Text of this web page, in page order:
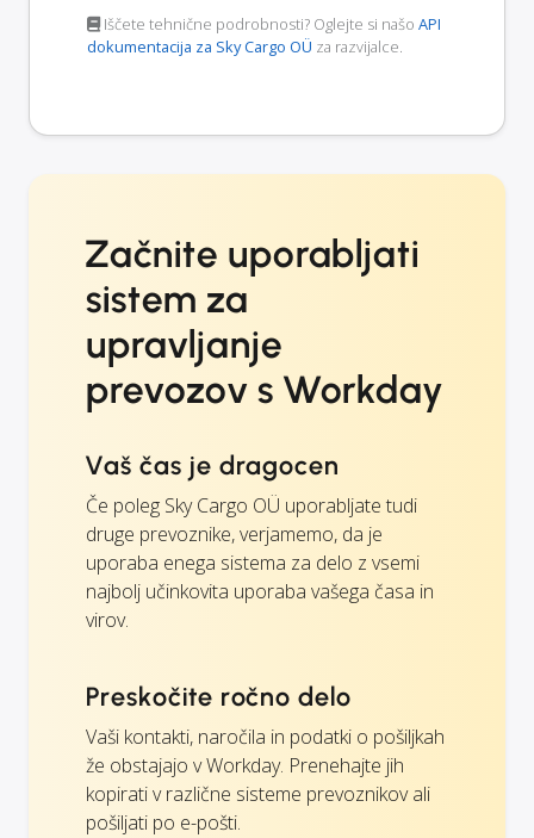
Iščete tehnične podrobnosti? Oglejte si našo API
dokumentacija za Sky Cargo OÜ za razvijalce.
Začnite uporabljati
sistem za
upravljanje
prevozov s Workday
Vaš čas je dragocen
Če poleg Sky Cargo OÜ uporabljate tudi
druge prevoznike, verjamemo, da je
uporaba enega sistema za delo z vsemi
najbolj učinkovita uporaba vašega časa in
virov.
Preskočite ročno delo
Vaši kontakti, naročila in podatki o pošiljkah
že obstajajo v Workday. Prenehajte jih
kopirati v različne sisteme prevoznikov ali
pošiljati po e-pošti.